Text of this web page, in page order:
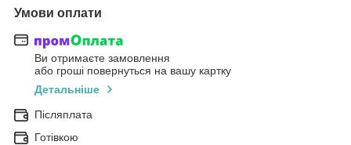
Умови оплати
Ви отримаєте замовлення
або гроші повернуться на вашу картку
Детальніше
Післяплата
Готівкою